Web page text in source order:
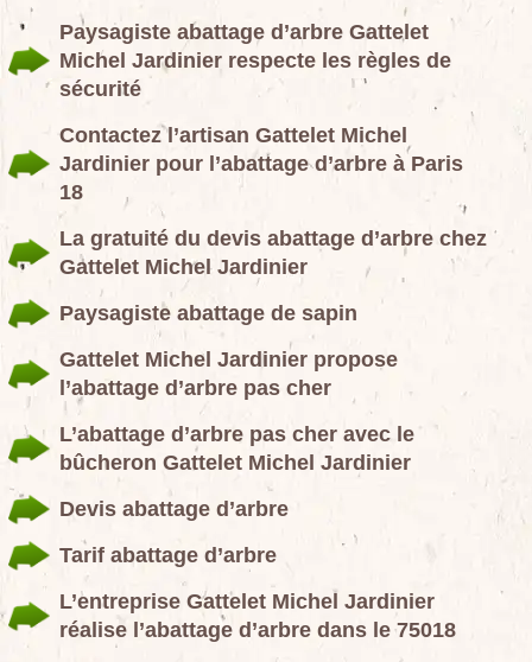
Paysagiste abattage d’arbre Gattelet
Michel Jardinier respecte les règles de
sécurité
Contactez l’artisan Gattelet Michel
Jardinier pour l’abattage d’arbre à Paris
18
La gratuité du devis abattage d’arbre chez
Gattelet Michel Jardinier
Paysagiste abattage de sapin
Gattelet Michel Jardinier propose
l’abattage d’arbre pas cher
L’abattage d’arbre pas cher avec le
bûcheron Gattelet Michel Jardinier
Devis abattage d’arbre
Tarif abattage d’arbre
L’entreprise Gattelet Michel Jardinier
réalise l’abattage d’arbre dans le 75018